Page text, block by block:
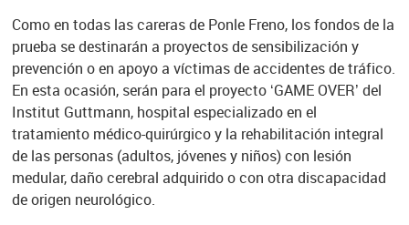
Como en todas las careras de Ponle Freno, los fondos de la
prueba se destinarán a proyectos de sensibilización y
prevención o en apoyo a víctimas de accidentes de tráfico.
En esta ocasión, serán para el proyecto ‘GAME OVER’ del
Institut Guttmann, hospital especializado en el
tratamiento médico-quirúrgico y la rehabilitación integral
de las personas (adultos, jóvenes y niños) con lesión
medular, daño cerebral adquirido o con otra discapacidad
de origen neurológico.